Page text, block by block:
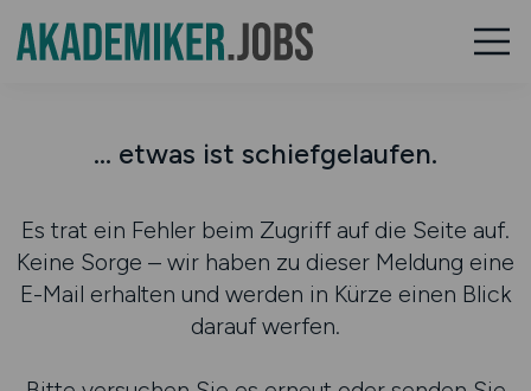
... etwas ist schiefgelaufen.
Es trat ein Fehler beim Zugriff auf die Seite auf.
Keine Sorge – wir haben zu dieser Meldung eine
E-Mail erhalten und werden in Kürze einen Blick
darauf werfen.